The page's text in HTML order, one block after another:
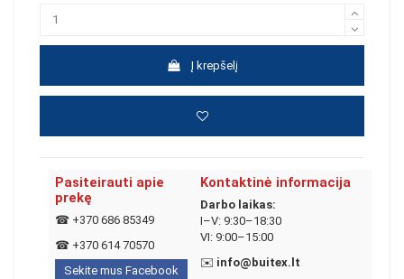
Į krepšelį
Pasiteirauti apie
prekę
☎ +370 686 85349
☎ +370 614 70570
Sekite mus Facebook
Kontaktinė informacija
Darbo laikas:
I–V: 9:30–18:30
VI: 9:00–15:00
✉️ info@buitex.lt